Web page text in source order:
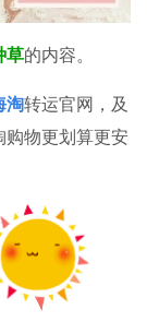
草的内容。
淘转运官网，及
购物更划算更安